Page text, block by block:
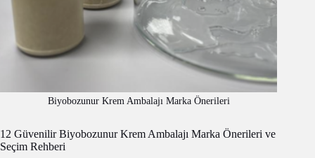
Biyobozunur Krem Ambalajı Marka Önerileri
12 Güvenilir Biyobozunur Krem Ambalajı Marka Önerileri ve
Seçim Rehberi